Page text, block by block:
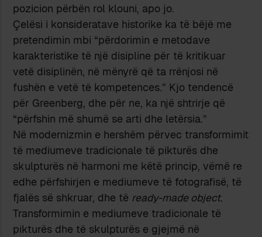
pozicion përbën rol klouni, apo jo.
Çelësi i konsideratave historike ka të bëjë me
pretendimin mbi “përdorimin e metodave
karakteristike të një disipline për të kritikuar
vetë disiplinën, në mënyrë që ta rrënjosi në
fushën e vetë të kompetences.” Kjo tendencë
për Greenberg, dhe për ne, ka një shtrirje që
“përfshin më shumë se arti dhe letërsia.”
Në modernizmin e hershëm përvec transformimit
të mediumeve tradicionale të pikturës dhe
skulpturës në harmoni me këtë princip, vëmë re
edhe përfshirjen e mediumeve të fotografisë, të
fjalës së shkruar, dhe të ready-made object.
Transformimin e mediumeve tradicionale të
pikturës dhe të skulpturës e gjejmë në